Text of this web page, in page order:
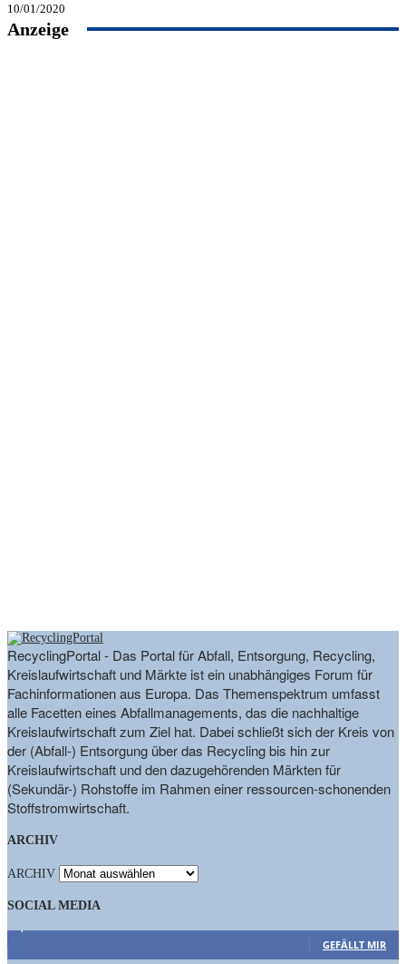
10/01/2020
Anzeige
RecyclingPortal - Das Portal für Abfall, Entsorgung, Recycling,
Kreislaufwirtschaft und Märkte ist ein unabhängiges Forum für
Fachinformationen aus Europa. Das Themenspektrum umfasst
alle Facetten eines Abfallmanagements, das die nachhaltige
Kreislaufwirtschaft zum Ziel hat. Dabei schließt sich der Kreis von
der (Abfall-) Entsorgung über das Recycling bis hin zur
Kreislaufwirtschaft und den dazugehörenden Märkten für
(Sekundär-) Rohstoffe im Rahmen einer ressourcen-schonenden
Stoffstromwirtschaft.
ARCHIV
ARCHIV
SOCIAL MEDIA
GEFÄLLT MIR